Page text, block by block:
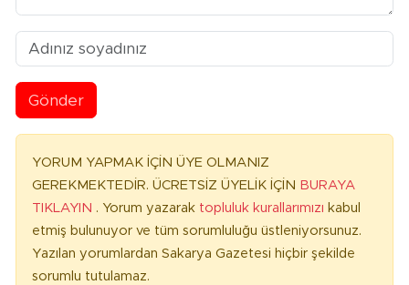
Gönder
YORUM YAPMAK İÇİN ÜYE OLMANIZ
GEREKMEKTEDİR. ÜCRETSİZ ÜYELİK İÇİN BURAYA
TIKLAYIN . Yorum yazarak topluluk kurallarımızı kabul
etmiş bulunuyor ve tüm sorumluluğu üstleniyorsunuz.
Yazılan yorumlardan Sakarya Gazetesi hiçbir şekilde
sorumlu tutulamaz.